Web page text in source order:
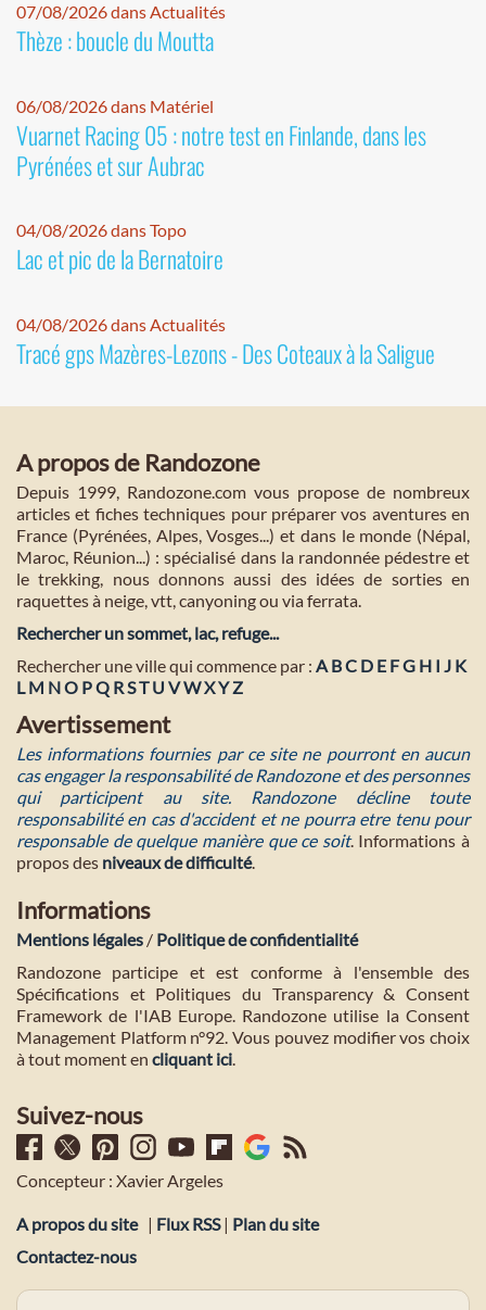
07/08/2026 dans Actualités
Thèze : boucle du Moutta
06/08/2026 dans Matériel
Vuarnet Racing 05 : notre test en Finlande, dans les
Pyrénées et sur Aubrac
04/08/2026 dans Topo
Lac et pic de la Bernatoire
04/08/2026 dans Actualités
Tracé gps Mazères-Lezons - Des Coteaux à la Saligue
A propos de Randozone
Depuis 1999, Randozone.com vous propose de nombreux
articles et fiches techniques pour préparer vos aventures en
France (Pyrénées, Alpes, Vosges...) et dans le monde (Népal,
Maroc, Réunion...) : spécialisé dans la randonnée pédestre et
le trekking, nous donnons aussi des idées de sorties en
raquettes à neige, vtt, canyoning ou via ferrata.
Rechercher un sommet, lac, refuge...
Rechercher une ville qui commence par : A BC D E FG H I J K
L M NO PQ RST U VWXYZ
Avertissement
Les informations fournies par ce site ne pourront en aucun
cas engager la responsabilité de Randozone et des personnes
qui participent au site. Randozone décline toute
responsabilité en cas d'accident et ne pourra etre tenu pour
responsable de quelque manière que ce soit. Informations à
propos des niveaux de difficulté.
Informations
Mentions légales / Politique de confidentialité
Randozone participe et est conforme à l'ensemble des
Spécifications et Politiques du Transparency & Consent
Framework de l'IAB Europe. Randozone utilise la Consent
Management Platform n°92. Vous pouvez modifier vos choix
à tout moment en cliquant ici.
Suivez-nous
Concepteur : Xavier Argeles
A propos du site | Flux RSS| Plan du site
Contactez-nous